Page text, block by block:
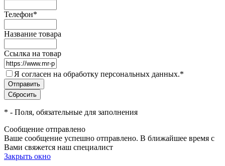
Телефон*
Название товара
Ссылка на товар
Я согласен на обработку персональных данных.*
* - Поля, обязательные для заполнения
Сообщение отправлено
Ваше сообщение успешно отправлено. В ближайшее время с
Вами свяжется наш специалист
Закрыть окно